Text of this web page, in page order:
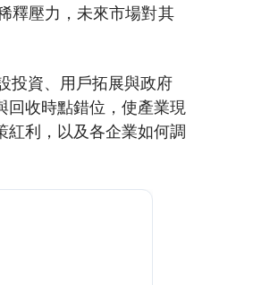
釋壓力，未來市場對其
投資、用戶拓展與政府
回收時點錯位，使產業現
紅利，以及各企業如何調